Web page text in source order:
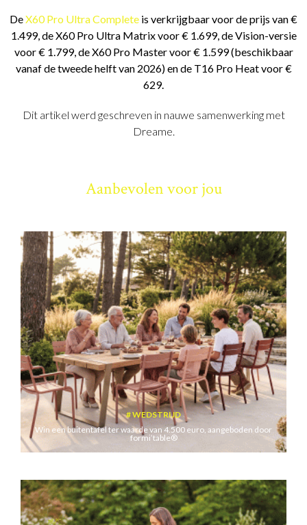
DeX60 Pro Ultra Complete is verkrijgbaar voor de prijs van €
1.499, de X60 Pro Ultra Matrix voor € 1.699, de Vision-versie
voor € 1.799, de X60 Pro Master voor € 1.599 (beschikbaar
vanaf de tweede helft van 2026) en de T16 Pro Heat voor €
629.
Dit artikel werd geschreven in nauwe samenwerking met
Dreame.
Aanbevolen voor jou
WEDSTRIJD
Win een buitentafel ter waarde van 4.500 euro, aangeboden door
formi’table®